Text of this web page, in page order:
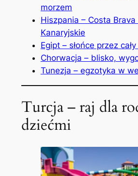
morzem
Hiszpania – Costa Brava
Kanaryjskie
Egipt – słońce przez
Chorwacja – blisko,
Tunezja – egzotyka w
Turcja – raj dla
dziećmi